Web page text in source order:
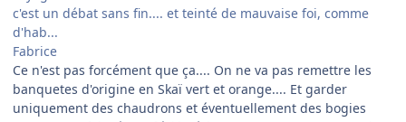
c'est un débat sans fin.... et teinté de mauvaise foi, comme
d'hab...
Fabrice
Ce n'est pas forcément que ça.... On ne va pas remettre les
banquetes d'origine en Skaï vert et orange.... Et garder
uniquement des chaudrons et éventuellement des bogies